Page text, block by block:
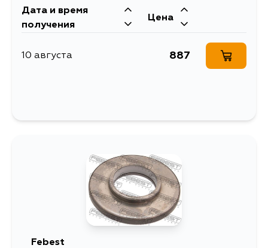
Дата и время
получения
Цена
10 августа 887
Febest